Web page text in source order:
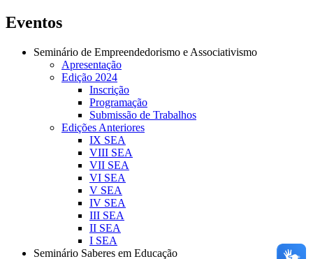
Eventos
Seminário de Empreendedorismo e Associativismo
Apresentação
Edição 2024
Inscrição
Programação
Submissão de Trabalhos
Edições Anteriores
IX SEA
VIII SEA
VII SEA
VI SEA
V SEA
IV SEA
III SEA
II SEA
I SEA
Seminário Saberes em Educação